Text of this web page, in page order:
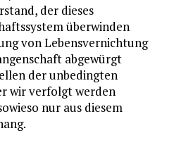
der dieses
überwinden
von Lebensvernichtung
abgewürgt
der unbedingten
wir verfolgt werden
nur aus diesem